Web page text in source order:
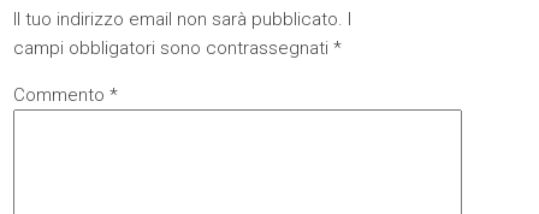
Il tuo indirizzo email non sarà pubblicato. I
campi obbligatori sono contrassegnati*
Commento*